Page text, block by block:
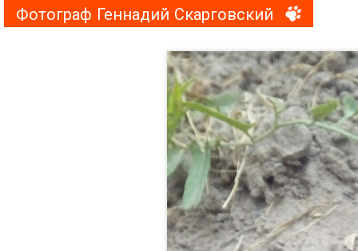
Фотограф Геннадий Скарговский